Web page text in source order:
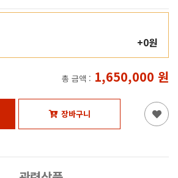
+0원
총 금액 : 1,650,000 원
장바구니